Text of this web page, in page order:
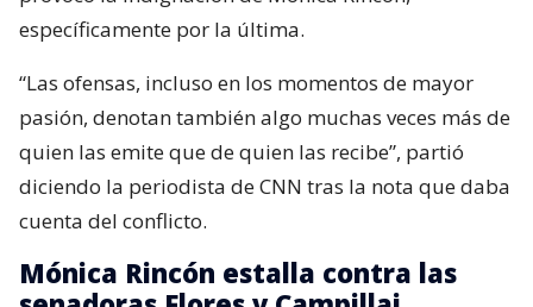
específicamente por la última.
“Las ofensas, incluso en los momentos de mayor
pasión, denotan también algo muchas veces más de
quien las emite que de quien las recibe”, partió
diciendo la periodista de CNN tras la nota que daba
cuenta del conflicto.
Mónica Rincón estalla contra las